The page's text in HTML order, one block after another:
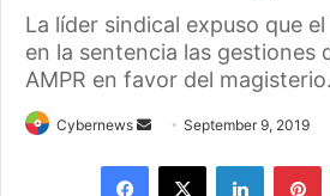
La líder sindical expuso que
en la sentencia las gestiones
AMPR en favor del magisterio.
Cybernews
Send
email
September 9, 2019
Facebook
X LinkedIn